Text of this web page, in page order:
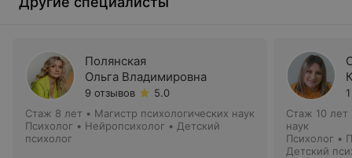
Полянская
Ольга Владимировна
9 отзывов
5.0
Стаж 8 лет • Магистр психологических наук
Психолог • Нейропсихолог • Детский
психолог
Стаж 10 лет
наук
Психолог •
Детский